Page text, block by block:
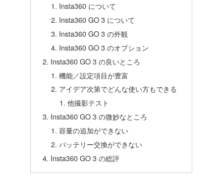
Insta360 について
Insta360 GO 3 について
Insta360 GO 3 の外観
Insta360 GO 3 のオプション
Insta360 GO 3 の良いところ
機能／設定項目が豊富
アイデア次第でどんな使い方もできる
他撮影テスト
Insta360 GO 3 の微妙なところ
容量の追加ができない
バッテリー交換ができない
Insta360 GO 3 の総評